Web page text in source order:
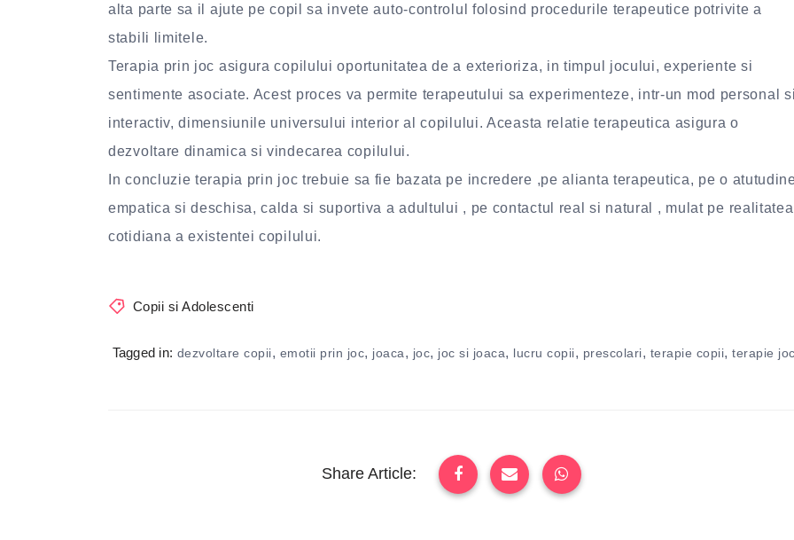
alta parte sa il ajute pe copil sa invete auto-controlul folosind procedurile terapeutice potrivite a
stabili limitele.
Terapia prin joc asigura copilului oportunitatea de a exterioriza, in timpul jocului, experiente si
sentimente asociate. Acest proces va permite terapeutului sa experimenteze, intr-un mod personal
interactiv, dimensiunile universului interior al copilului. Aceasta relatie terapeutica asigura o
dezvoltare dinamica si vindecarea copilului.
In concluzie terapia prin joc trebuie sa fie bazata pe incredere ,pe alianta terapeutica, pe o
empatica si deschisa, calda si suportiva a adultului , pe contactul real si natural , mulat pe realitatea
cotidiana a existentei copilului.
Copii si Adolescenti
Tagged in: dezvoltare copii, emotii prin joc, joaca, joc, joc si joaca, lucru copii, prescolari, terapie copii, terapie
Share Article: